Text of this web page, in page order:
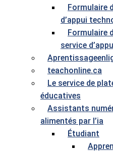
Formulaire
d’appui
Formulaire
service
teachonline.ca
Le service de
éducatives
Assistants
alimentés par l’ia
Étudiant